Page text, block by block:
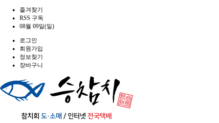
즐겨찾기
RSS 구독
08월 09일(일)
로그인
회원가입
정보찾기
장바구니